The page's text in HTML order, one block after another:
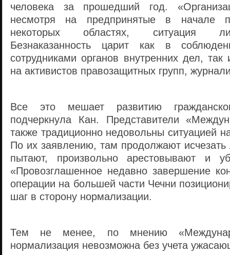
человека за прошедший год.
несмотря на предпринятые в начале
некоторых областях, ситуация
Безнаказанность царит как в
сотрудниками органов внутренних дел,
на активистов правозащитных групп,
Все это мешает развитию
подчеркнула Кан. Представители
также традиционно недовольны ситуацией
По их заявлению, там продолжают
пытают, произвольно арестовывают и
«Провозглашенное недавно завершение
операции на большей части Чечни
шаг в сторону нормализации.
Тем не менее, по мнению
нормализация невозможна без учета